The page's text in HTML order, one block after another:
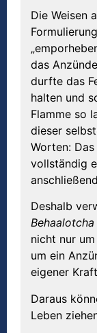
Die Weisen
das
durfte das
halten und
Flamme so
dieser
Worten:
vollständig
Deshalb
Behaalotcha
nicht nur
um ein
eigener
Daraus
Leben